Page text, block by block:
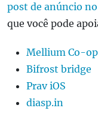
post de anúncio
que você pode
Mellium Co-op
Bifrost bridge
Prav iOS
diasp.in